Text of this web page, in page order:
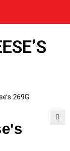
269G